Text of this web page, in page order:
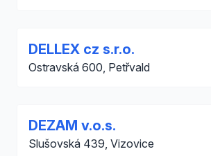
DELLEX cz s.r.o.
Ostravská 600, Petřvald
DEZAM v.o.s.
Slušovská 439, Vizovice